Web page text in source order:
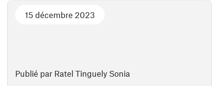
Publié par Ratel Tinguely Sonia
15 décembre 2023